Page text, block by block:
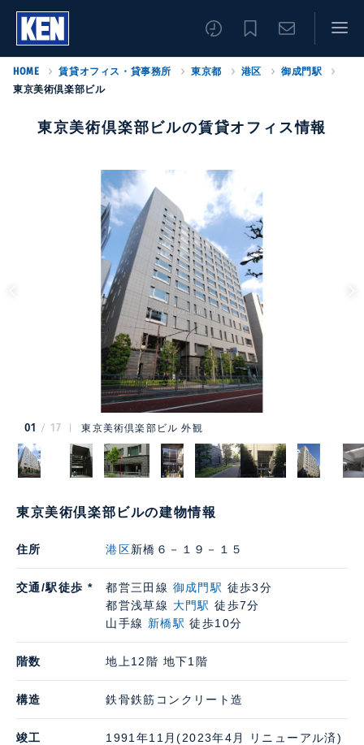
HOME 賃貸オフィス・貸事務所 東京都 港区
御成門駅
東京美術倶楽部ビル
東京美術倶楽部ビルの賃貸オフィス情報
01 17 東京美術倶楽部ビル 外観
東京美術倶楽部ビルの建物情報
住所 港区新橋６－１９－１５
交通/駅徒歩 * 都営三田線 御成門駅 徒歩3分
都営浅草線 大門駅 徒歩7分
山手線 新橋駅 徒歩10分
階数 地上12階 地下1階
構造 鉄骨鉄筋コンクリート造
竣工 1991年11月(2023年4月 リニューアル済)